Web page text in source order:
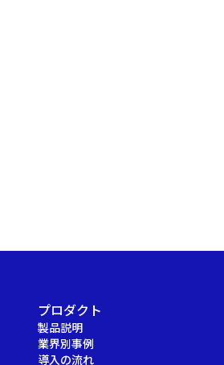
プロダクト
製品説明
業界別事例
導入の流れ